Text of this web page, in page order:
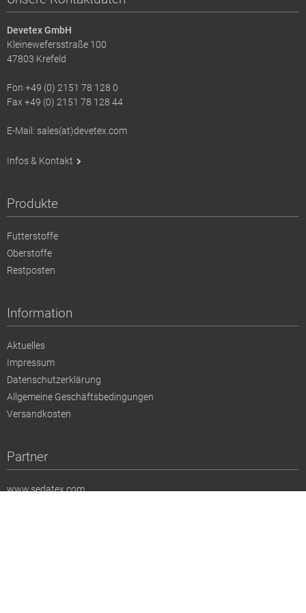
Devetex GmbH
Kleinewefersstraße 100
47803 Krefeld
Fon +49 (0) 2151 78 128 0
Fax +49 (0) 2151 78 128 44
E-Mail: sales(at)devetex.com
Infos & Kontakt
Produkte
Futterstoffe
Oberstoffe
Restposten
Information
Aktuelles
Impressum
Datenschutzerklärung
Allgemeine Geschäftsbedingungen
Versandkosten
Partner
www.sedatex.com